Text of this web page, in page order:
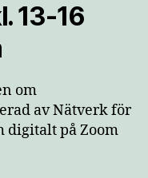
13-16
om
av Nätverk för
digitalt på Zoom